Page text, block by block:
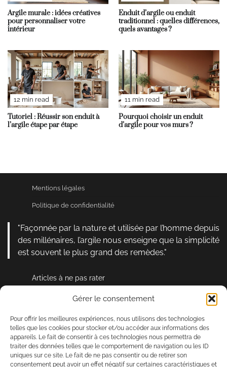
Gérer le consentement
Pour offrir les meilleures expériences, nous utilisons des technologies
telles que les cookies pour stocker et/ou accéder aux informations des
appareils. Le fait de consentir à ces technologies nous permettra de
traiter des données telles que le comportement de navigation ou les ID
uniques sur ce site. Le fait de ne pas consentir ou de retirer son
consentement peut avoir un effet négatif sur certaines caractéristiques et
Argile murale : idées créatives
pour personnaliser votre
intérieur
Enduit d’argile ou enduit
traditionnel : quelles différences,
quels avantages ?
12 min read
Tutoriel : Réussir son enduit à
l’argile étape par étape
11 min read
Pourquoi choisir un enduit
d’argile pour vos murs ?
Mentions légales
Politique de confidentialité
"Façonnée par la nature et utilisée par l’homme depuis
des millénaires, l’argile nous enseigne que la simplicité
est souvent le plus grand des remèdes."
Articles à ne pas rater
Comprendre la tendance athleisure : définition et
Comment adopter l’imprimé carreaux dans votre garde-
robe quotidienne ?
Comment adopter la surchemise pour un look tendance